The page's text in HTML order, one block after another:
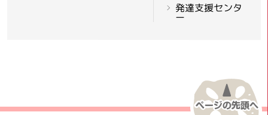
発達支援センタ
ー